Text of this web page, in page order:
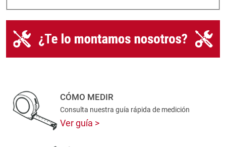
CÓMO MEDIR
Consulta nuestra guía rápida de medición
Ver guía